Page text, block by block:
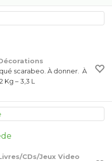
scarabeo. À donner. À
– 3,3 L
CDs/Jeux Video